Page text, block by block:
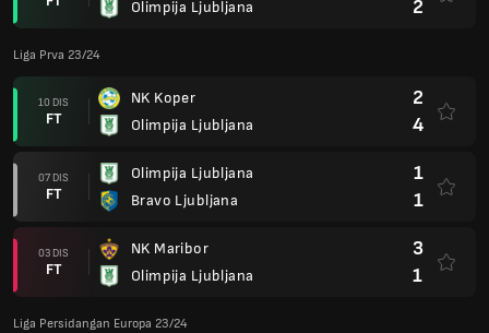
Olimpija Ljubljana
2
Liga Prva 23/24
10 DIS
FT
NK Koper
Olimpija Ljubljana
2
4
07 DIS
FT
Olimpija Ljubljana
Bravo Ljubljana
1
1
03 DIS
FT
NK Maribor
Olimpija Ljubljana
3
1
Liga Persidangan Europa 23/24